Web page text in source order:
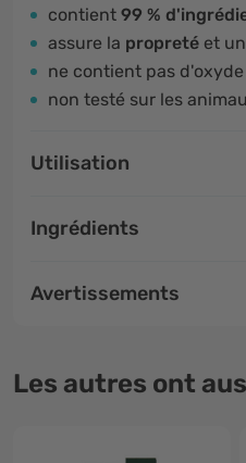
contient 99 %
assure la propreté et
ne contient pas
non testé sur les
Utilisation
Ingrédients
Avertissements
Les autres ont